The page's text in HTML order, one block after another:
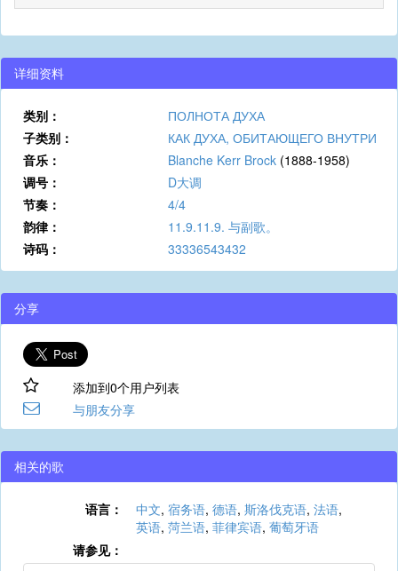
详细资料
类别：
ПОЛНОТА ДУХА
子类别：
КАК ДУХА, ОБИТАЮЩЕГО ВНУТРИ
音乐：
Blanche Kerr Brock (1888-1958)
调号：
D大调
节奏：
4/4
韵律：
11.9.11.9. 与副歌。
诗码：
33336543432
分享
添加到0个用户列表
与朋友分享
相关的歌
语言： 中文, 宿务语, 德语, 斯洛伐克语, 法语,
英语, 菏兰语, 菲律宾语, 葡萄牙语
请参见：